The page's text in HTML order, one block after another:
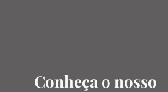
Conheça o nosso